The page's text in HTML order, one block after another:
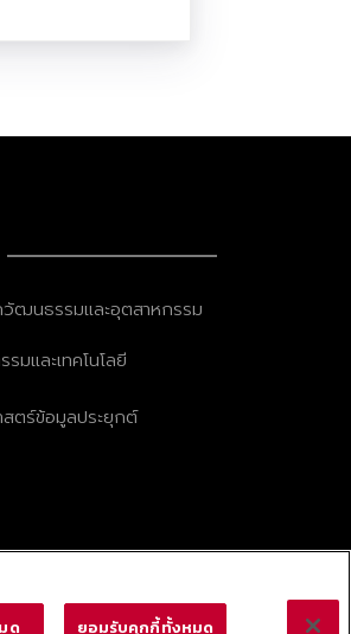
ฒนธรรมและอุตสาหกรรม
มและเทคโนโลยี
ตร์ข้อมูลประยุกต์
ด ยอมรับคุกกี้ทั้งหมด